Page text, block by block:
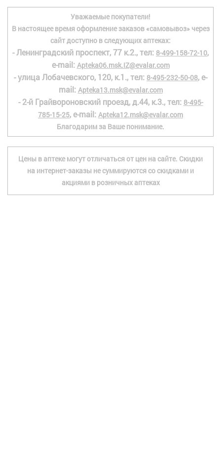
Уважаемые покупатели!
В настоящее время оформление заказов «самовывоз» через
сайт доступно в следующих аптеках:
- Ленинградский проспект, 77 к.2., тел: 8-499-158-72-10,
e-mail: Apteka06.msk.IZ@evalar.com
- улица Лобачевского, 120, к.1., тел: 8-495-232-50-08, e-
mail: Apteka13.msk@evalar.com
- 2-й Грайвороновский проезд, д.44, к.3., тел: 8-495-
785-15-25, e-mail: Apteka12.msk@evalar.com
Благодарим за Ваше понимание.
Цены в аптеке могут отличаться от цен на сайте. Скидки
на интернет-заказы не суммируются со скидками и
акциями в розничных аптеках